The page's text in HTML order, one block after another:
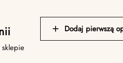
Dodaj pierwszą